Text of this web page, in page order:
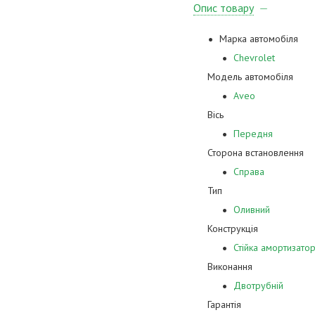
Опис товару
Марка автомобіля
Chevrolet
Модель автомобіля
Aveo
Вісь
Передня
Сторона встановлення
Справа
Тип
Оливний
Конструкція
Стійка
Виконання
Двотрубній
Гарантія